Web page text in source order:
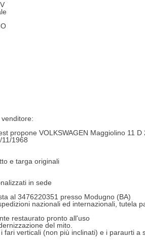
propone VOLKSWAGEN Maggiolino 11 D
1968
e targa originali
in sede
al 3476220351 presso Modugno (BA)
nazionali ed internazionali, tutela
restaurato pronto all'uso
del mito.
fari verticali (non più inclinati) e i paraurti a